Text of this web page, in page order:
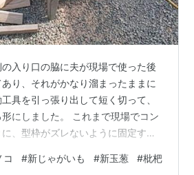
入り口の脇に夫が現場で使った後
り、それがかなり溜まったままに
具を引っ張り出して短く切って、
にしました。 これまで現場でコン
、型枠がズレないように固定する
みがなくなり、『片付けなくちゃ
コ #新じゃがいも #新玉葱 #枇杷